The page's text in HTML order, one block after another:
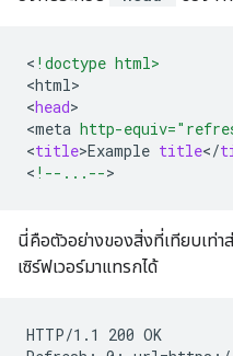
< !doctype html>
<html>
<head>
<meta http-
<title>Example title</
< !--...-->
นี่คือตัวอย่างของสิ่งที่เทียบเท่
เซิร์ฟเวอร์มาแทรกได้
HTTP/1.1 200 OK